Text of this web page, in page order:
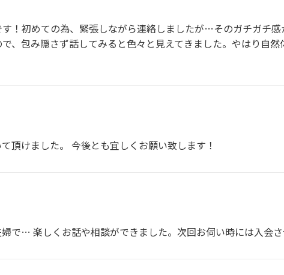
！初めての為、緊張しながら連絡しましたが…そのガチガチ
、包み隠さず話してみると色々と見えてきました。やはり自
頂けました。 今後とも宜しくお願い致します！
で… 楽しくお話や相談ができました。次回お伺い時には入会さ